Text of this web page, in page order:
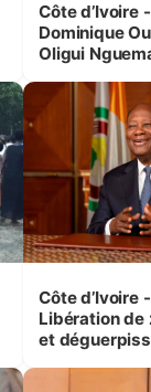
Côte d’Ivoire
Dominique
Oligui
femmes et
Côte d’Ivoire
Libération de
et
respect de